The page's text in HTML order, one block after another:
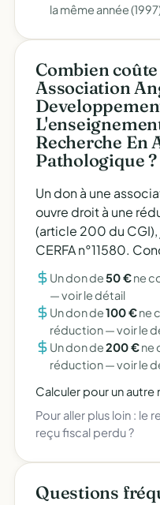
la même année
Combien
Association
Recherche En
Pathologique ?
Un don à une
ouvre droit à une
(article 200 du
CERFA n°11580.
Un don de50 €ne
—voir le détail
Un don de100 €ne
réduction —voir le
Un don de200 €ne
réduction —voir le
Calculer pour un
Pour aller plus loin : le
reçu fiscal perdu ?
Questions